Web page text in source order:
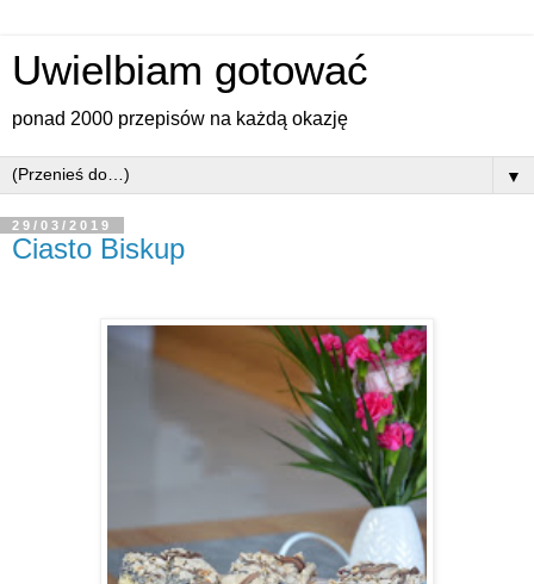
Uwielbiam gotować
ponad 2000 przepisów na każdą okazję
▼
29/03/2019
Ciasto Biskup